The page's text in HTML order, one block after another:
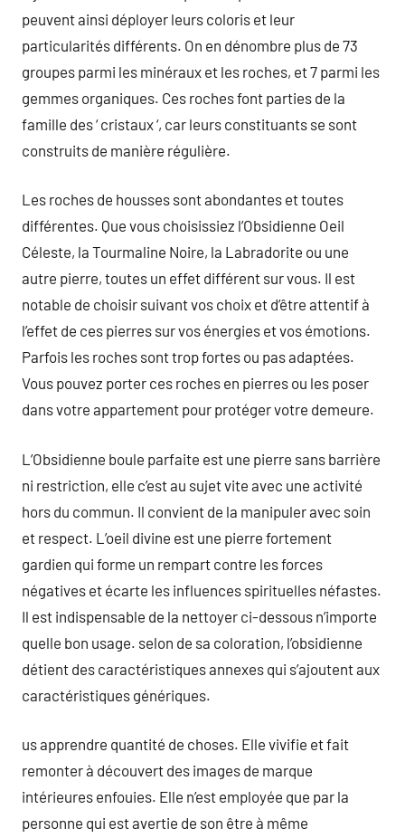
peuvent ainsi déployer leurs coloris et leur
particularités différents. On en dénombre plus de 73
groupes parmi les minéraux et les roches, et 7 parmi les
gemmes organiques. Ces roches font parties de la
famille des ‘ cristaux ‘, car leurs constituants se sont
construits de manière régulière.
Les roches de housses sont abondantes et toutes
différentes. Que vous choisissiez l’Obsidienne Oeil
Céleste, la Tourmaline Noire, la Labradorite ou une
autre pierre, toutes un effet différent sur vous. Il est
notable de choisir suivant vos choix et d’être attentif à
l’effet de ces pierres sur vos énergies et vos émotions.
Parfois les roches sont trop fortes ou pas adaptées.
Vous pouvez porter ces roches en pierres ou les poser
dans votre appartement pour protéger votre demeure.
L’Obsidienne boule parfaite est une pierre sans barrière
ni restriction, elle c’est au sujet vite avec une activité
hors du commun. Il convient de la manipuler avec soin
et respect. L’oeil divine est une pierre fortement
gardien qui forme un rempart contre les forces
négatives et écarte les influences spirituelles néfastes.
Il est indispensable de la nettoyer ci-dessous n’importe
quelle bon usage. selon de sa coloration, l’obsidienne
détient des caractéristiques annexes qui s’ajoutent aux
caractéristiques génériques.
us apprendre quantité de choses. Elle vivifie et fait
remonter à découvert des images de marque
intérieures enfouies. Elle n’est employée que par la
personne qui est avertie de son être à même